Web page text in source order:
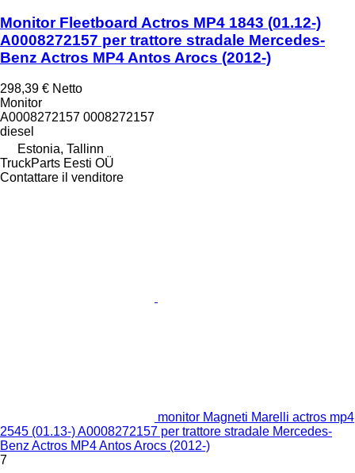
Monitor Fleetboard Actros MP4 1843 (01.12-)
A0008272157 per trattore stradale Mercedes-
Benz Actros MP4 Antos Arocs (2012-)
298,39 € Netto
Monitor
A0008272157 0008272157
diesel
Estonia, Tallinn
TruckParts Eesti OÜ
Contattare il venditore
monitor Magneti Marelli actros mp4
2545 (01.13-) A0008272157 per trattore stradale Mercedes-
Benz Actros MP4 Antos Arocs (2012-)
7